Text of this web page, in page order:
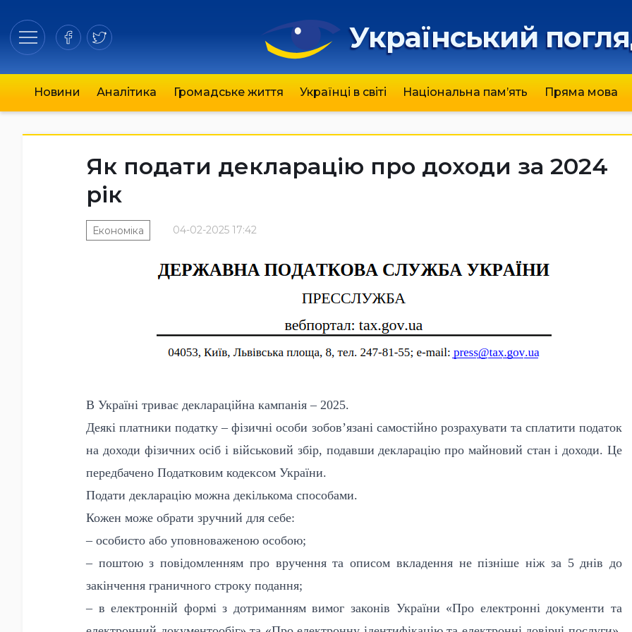
Український
Новини Аналітика Громадське життя Українці в світі Національна пам’ять Пряма мова
Як подати декларацію про доходи за 2024
рік
04-02-2025 17:42
Економіка
В Україні триває деклараційна кампанія – 2025.
Деякі платники податку – фізичні особи зобов’язані самостійно розрахувати та сплатити податок
на доходи фізичних осіб і військовий збір, подавши декларацію про майновий стан і доходи. Це
передбачено Податковим кодексом України.
Подати декларацію можна декількома способами.
Кожен може обрати зручний для себе:
– особисто або уповноваженою особою;
– поштою з повідомленням про вручення та описом вкладення не пізніше ніж за 5 днів до
закінчення граничного строку подання;
– в електронній формі з дотриманням вимог законів України «Про електронні документи та